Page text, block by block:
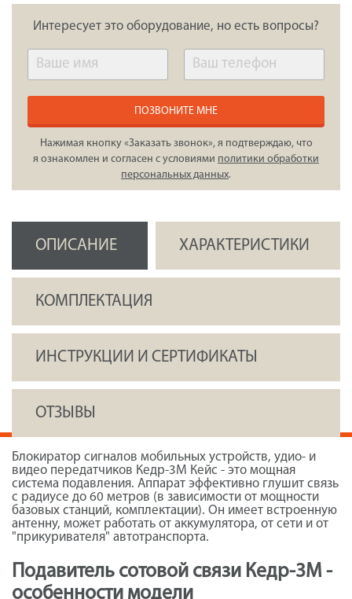
Интересует это оборудование, но есть вопросы?
ПОЗВОНИТЕ МНЕ
Нажимая кнопку «Заказать звонок», я подтверждаю, что
я ознакомлен и согласен с условиями политики обработки
персональных данных.
ОПИСАНИЕ ХАРАКТЕРИСТИКИ
КОМПЛЕКТАЦИЯ
ИНСТРУКЦИИ И СЕРТИФИКАТЫ
ОТЗЫВЫ
Блокиратор сигналов мобильных устройств, удио- и
видео передатчиков Кедр-3М Кейс - это мощная
система подавления. Аппарат эффективно глушит связь
с радиусе до 60 метров (в зависимости от мощности
базовых станций, комплектации). Он имеет встроенную
антенну, может работать от аккумулятора, от сети и от
"прикуривателя" автотранспорта.
Подавитель сотовой связи Кедр-3М -
особенности модели